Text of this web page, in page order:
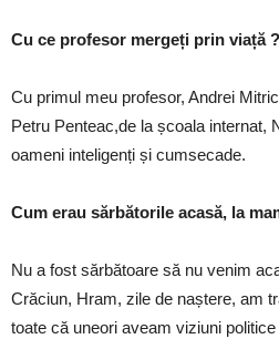
Cu ce profesor mergeți prin viață ?
Cu primul meu profesor, Andrei
Petru Penteac,de la școala internat,
oameni inteligenți și cumsecade.
Cum erau sărbătorile acasă, la
Nu a fost sărbătoare să nu venim
Crăciun, Hram, zile de naștere, am
toate că uneori aveam viziuni